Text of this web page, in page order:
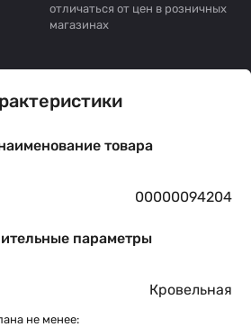
отличаться от цен в розничных
магазинах
товара
00000094204
параметры
Кровельная
не менее: